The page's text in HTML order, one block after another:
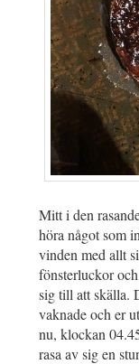
Mitt i den
höra något som
vinden med allt
fönsterluckor
sig till att skälla.
vaknade och er
nu, klockan
rasa av sig en